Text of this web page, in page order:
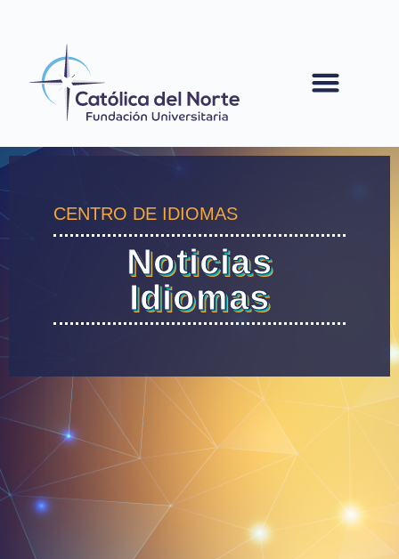
CENTRO DE IDIOMAS
Noticias
Idiomas